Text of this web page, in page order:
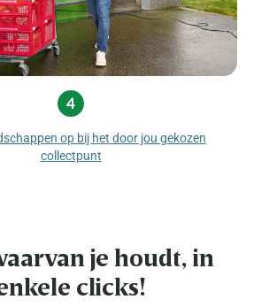
op bij het door jou gekozen
collectpunt
je houdt, in
clicks!